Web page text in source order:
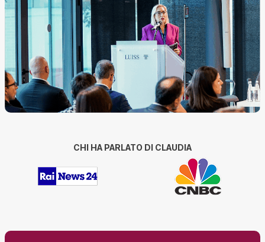
CHI HA PARLATO DI CLAUDIA